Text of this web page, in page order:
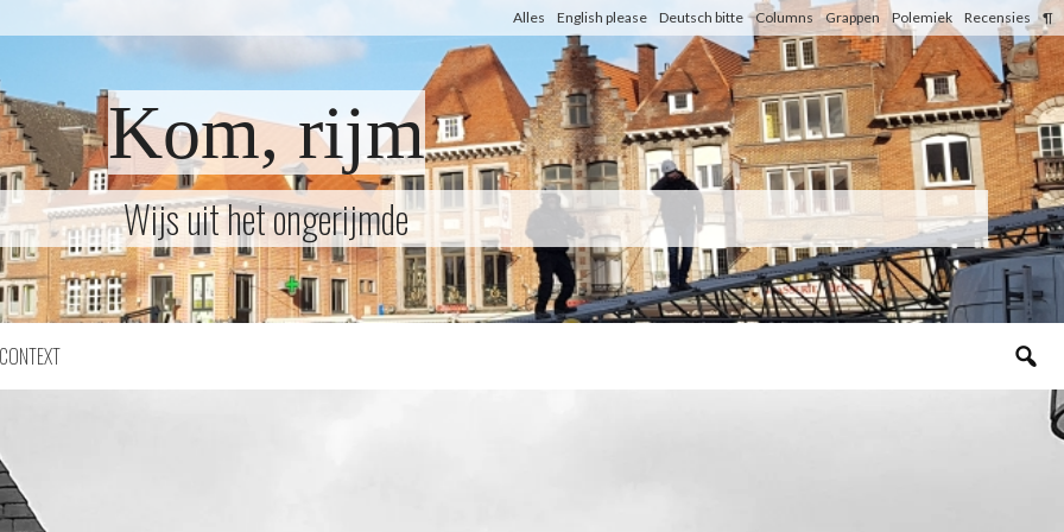
Alles English please Deutsch bitte Columns Grappen Polemiek Recensies ¶
Kom, rijm
Wijs uit het ongerijmde
CONTEXT